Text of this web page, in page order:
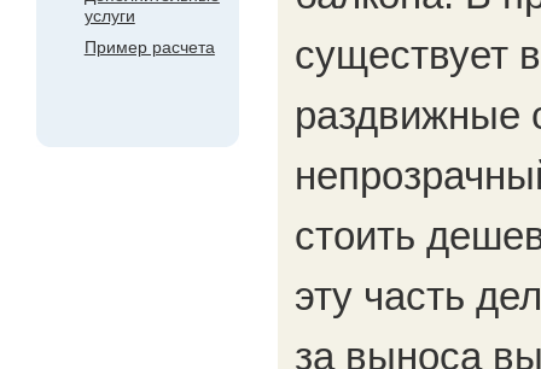
услуги
Пример расчета
существует
раздвижные
стоить
эту часть
за выноса